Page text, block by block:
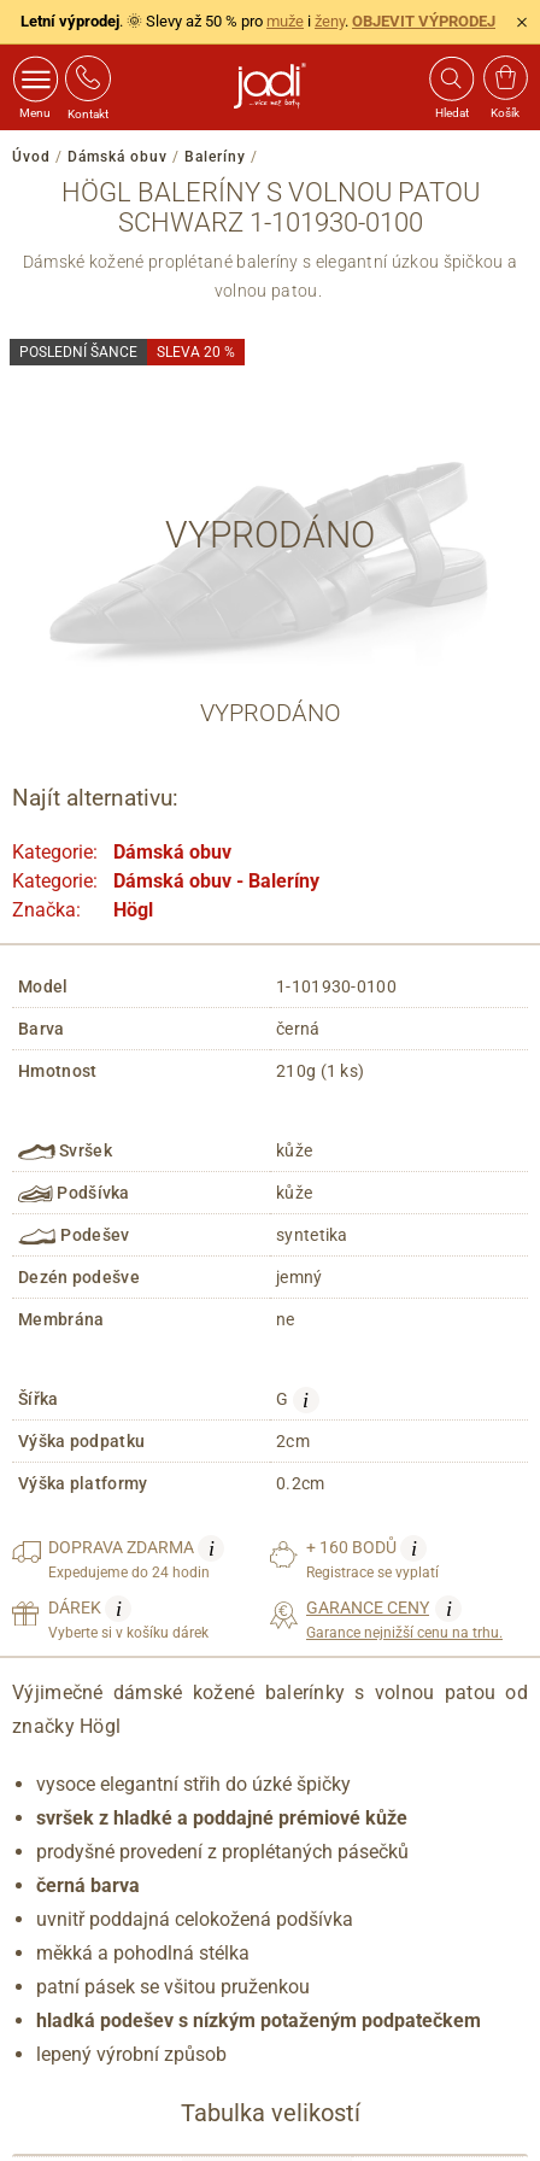
Letní výprodej. 🌞 Slevy až 50 % pro muže i ženy. OBJEVIT VÝPRODEJ
Menu Kontakt Hledat Košík
Úvod / Dámská obuv / Baleríny /
HÖGL BALERÍNY S VOLNOU PATOU
SCHWARZ 1-101930-0100
Dámské kožené proplétané baleríny s elegantní úzkou špičkou a
volnou patou.
VYPRODÁNO
POSLEDNÍ ŠANCE SLEVA 20 %
VYPRODÁNO
Najít alternativu:
Kategorie:
Dámská obuv
Kategorie:
Dámská obuv - Baleríny
Značka:
Högl
Model 1-101930-0100
Barva černá
Hmotnost 210g (1 ks)
Svršek kůže
Podšívka kůže
Podešev syntetika
Dezén podešve jemný
Membrána ne
Šířka G i
Výška podpatku 2cm
Výška platformy 0.2cm
DOPRAVAZDARMA i
Expedujeme do 24 hodin
+ 160 BODŮ i
Registrace se vyplatí
DÁREK i
Vyberte si v košíku dárek
GARANCE CENY i
Garance nejnižší cenu na trhu.
Výjimečné dámské kožené balerínky s volnou patou od
značky Högl
vysoce elegantní střih do úzké špičky
svršek z hladké a poddajné prémiové kůže
prodyšné provedení z proplétaných pásečků
černá barva
uvnitř poddajná celokožená podšívka
měkká a pohodlná stélka
patní pásek se všitou pruženkou
hladká podešev s nízkým potaženým podpatečkem
lepený výrobní způsob
Tabulka velikostí